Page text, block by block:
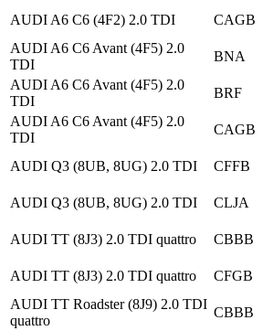
AUDI A6 C6 (4F2) 2.0 TDI CAGB
AUDI A6 C6 Avant (4F5) 2.0
TDI
BNA
AUDI A6 C6 Avant (4F5) 2.0
TDI
BRF
AUDI A6 C6 Avant (4F5) 2.0
TDI
CAGB
AUDI Q3 (8UB, 8UG) 2.0 TDI CFFB
AUDI Q3 (8UB, 8UG) 2.0 TDI CLJA
AUDI TT (8J3) 2.0 TDI quattro CBBB
AUDI TT (8J3) 2.0 TDI quattro CFGB
AUDI TT Roadster (8J9) 2.0 TDI
quattro
CBBB